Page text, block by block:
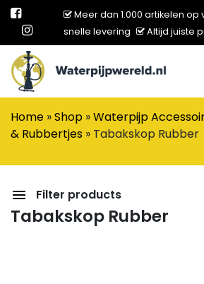
Meer dan 1.000 artikelen op
snelle levering
Altijd juiste
Main Navigation
Home »Shop »Waterpijp
& Rubbertjes » Tabakskop Rubber
Filter products
Tabakskop Rubber